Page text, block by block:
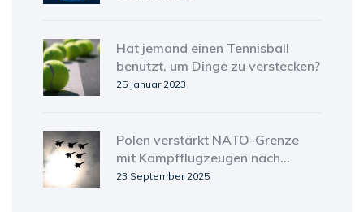
Hat jemand einen Tennisball
benutzt, um Dinge zu verstecken?
25 Januar 2023
Polen verstärkt NATO-Grenze
mit Kampfflugzeugen nach
russischem Drohnenangriff
23 September 2025